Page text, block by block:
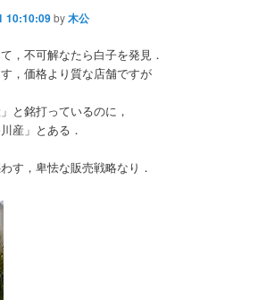
10:10:09by木公
，不可解なたら白子を発見．
，価格より質な店舗ですが
と銘打っているのに，
産」とある．
す，卑怯な販売戦略なり．